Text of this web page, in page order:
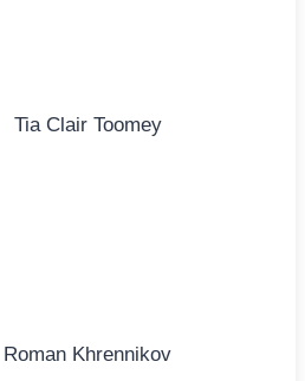
Tia Clair Toomey
Roman Khrennikov